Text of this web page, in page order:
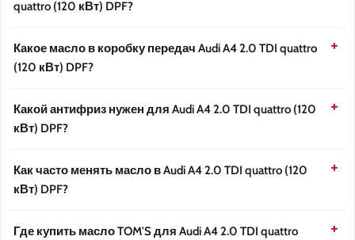
quattro (120 кВт) DPF?
Какое масло в коробку передач Audi A4 2.0 TDI quattro
(120 кВт) DPF?
Какой антифриз нужен для Audi A4 2.0 TDI quattro (120
кВт) DPF?
Как часто менять масло в Audi A4 2.0 TDI quattro (120
кВт) DPF?
Где купить масло TOM'S для Audi A4 2.0 TDI quattro